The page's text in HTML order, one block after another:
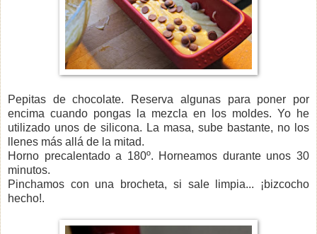
Pepitas de chocolate. Reserva algunas para poner por
encima cuando pongas la mezcla en los moldes. Yo he
utilizado unos de silicona. La masa, sube bastante, no los
llenes más allá de la mitad.
Horno precalentado a 180º. Horneamos durante unos 30
minutos.
Pinchamos con una brocheta, si sale limpia... ¡bizcocho
hecho!.